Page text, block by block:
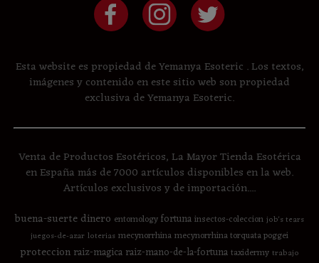
Esta website es propiedad de Yemanya Esoteric . Los textos,
imágenes y contenido en este sitio web son propiedad
exclusiva de Yemanya Esoteric.
Venta de Productos Esotéricos, La Mayor Tienda Esotérica
en España más de 7000 artículos disponibles en la web.
Artículos exclusivos y de importación....
buena-suertedinero entomologyfortunainsectos-coleccion job's tears
juegos-de-azar loterias mecynorrhinamecynorrhina torquata poggei
proteccion raiz-magica raiz-mano-de-la-fortunataxidermy trabajo